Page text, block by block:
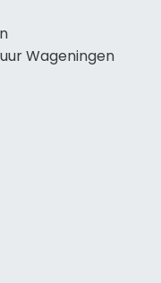
Wageningen